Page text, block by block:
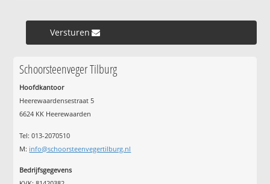
Versturen »
Schoorsteenveger Tilburg
Hoofdkantoor
Heerewaardensestraat 5
6624 KK Heerewaarden
Tel: 013-2070510
M: info@schoorsteenvegertilburg.nl
Bedrijfsgegevens